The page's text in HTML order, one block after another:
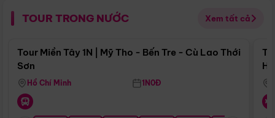
TOUR TRONG NƯỚC Xem tất cả
Điểm nổi bật
Tour Miền Tây 1N | Mỹ Tho - Bến Tre - Cù Lao Thới
Sơn
Hồ Chí Minh 1N0Đ